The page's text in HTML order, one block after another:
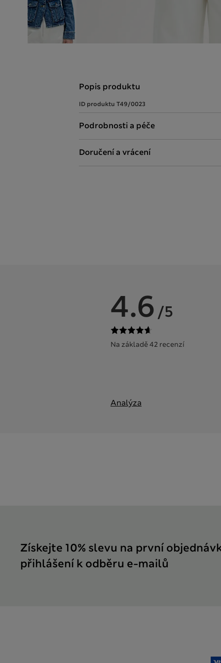
Popis produktu
ID produktu T49/0023
Podrobnosti a péče
Doručení a vrácení
4.6 /5
Na základě 42 recenzí
Analýza
Získejte 10% slevu na první
přihlášení k odběru e-mailů